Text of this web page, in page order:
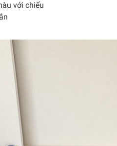
với chiếu